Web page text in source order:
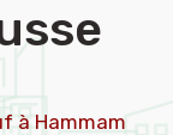
à Hammam